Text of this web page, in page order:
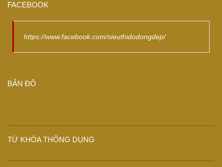
FACEBOOK
https://www.facebook.com/sieuthidodongdep/
BẢN ĐỒ
TỪ KHÓA THÔNG DỤNG